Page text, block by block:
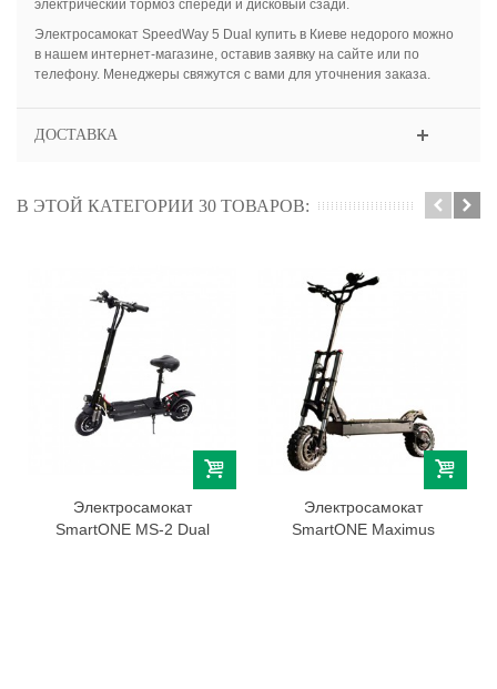
электрический тормоз спереди и дисковый сзади.
Электросамокат SpeedWay 5 Dual купить в Киеве недорого можно
в нашем интернет-магазине, оставив заявку на сайте или по
телефону. Менеджеры свяжутся с вами для уточнения заказа.
ДОСТАВКА
В ЭТОЙ КАТЕГОРИИ 30 ТОВАРОВ:
Электросамокат
SmartONE MS-2 Dual
Электросамокат
SmartONE Maximus